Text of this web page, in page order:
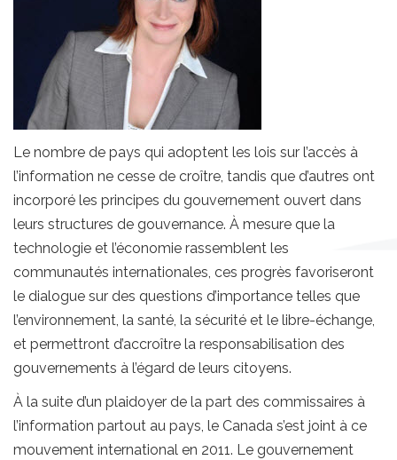
Le nombre de pays qui adoptent les lois sur l’accès à
l’information ne cesse de croître, tandis que d’autres ont
incorporé les principes du gouvernement ouvert dans
leurs structures de gouvernance. À mesure que la
technologie et l’économie rassemblent les
communautés internationales, ces progrès favoriseront
le dialogue sur des questions d’importance telles que
l’environnement, la santé, la sécurité et le libre-échange,
et permettront d’accroître la responsabilisation des
gouvernements à l’égard de leurs citoyens.
À la suite d’un plaidoyer de la part des commissaires à
l’information partout au pays, le Canada s’est joint à ce
mouvement international en 2011. Le gouvernement